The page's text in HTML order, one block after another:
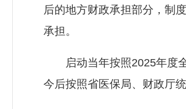
后的地方财政承担部分，制
承担。
启动当年按照2025年度全
今后按照省医保局、财政厅统